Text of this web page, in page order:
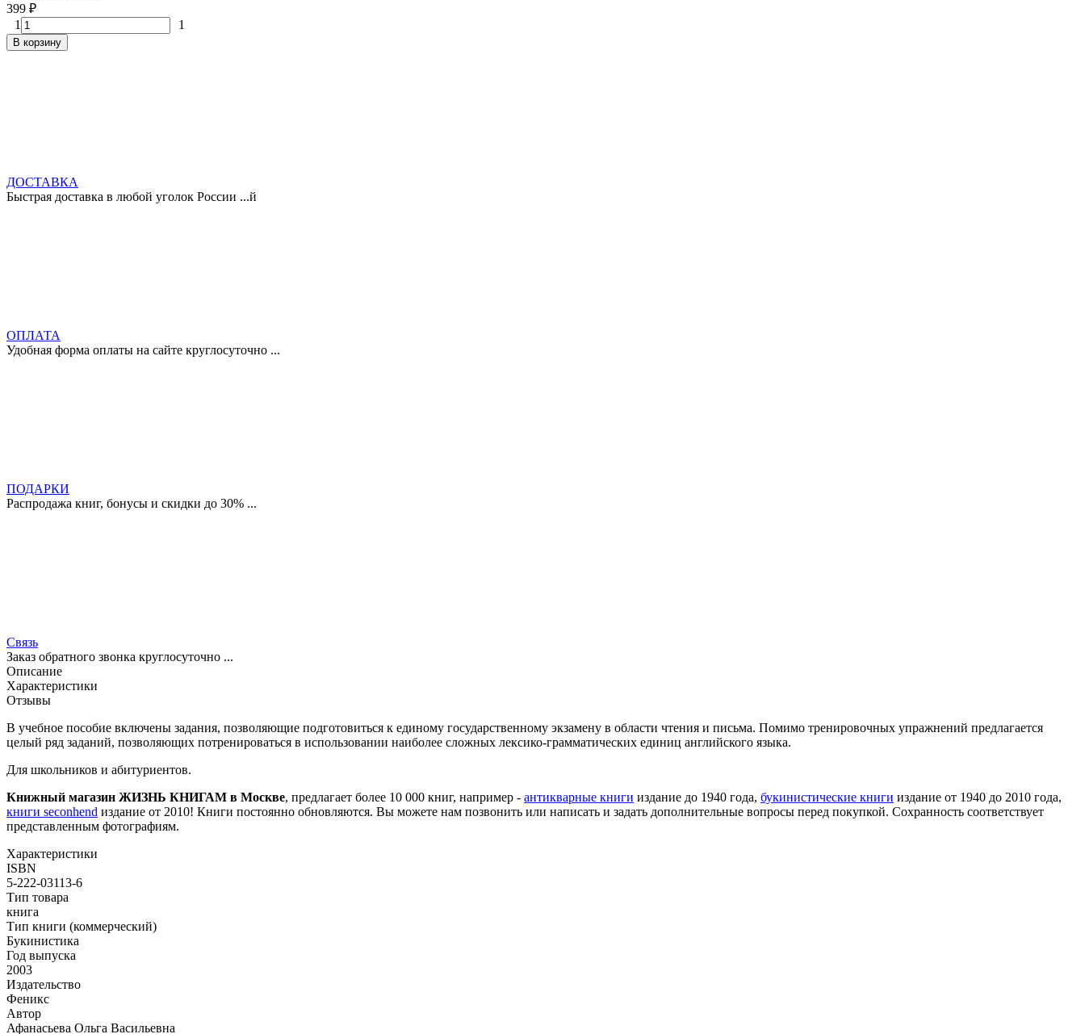
399 ₽
1 1
В корзину
ДОСТАВКА
Быстрая доставка в любой уголок России ...й
ОПЛАТА
Удобная форма оплаты на сайте круглосуточно ...
ПОДАРКИ
Распродажа книг, бонусы и скидки до 30% ...
Связь
Заказ обратного звонка круглосуточно ...
Описание
Характеристики
Отзывы
В учебное пособие включены задания, позволяющие подготовиться к единому государственному экзамену в области чтения и письма. Помимо тренировочных упражнений предлагается
целый ряд заданий, позволяющих потренироваться в использовании наиболее сложных лексико-грамматических единиц английского языка.
Для школьников и абитуриентов.
Книжный магазин ЖИЗНЬ КНИГАМ в Москве, предлагает более 10 000 книг, например - антикварные книги издание до 1940 года, букинистические книги издание от 1940 до 2010 года,
книги seconhend издание от 2010! Книги постоянно обновляются. Вы можете нам позвонить или написать и задать дополнительные вопросы перед покупкой. Сохранность соответствует
представленным фотографиям.
Характеристики
ISBN
5-222-03113-6
Тип товара
книга
Тип книги (коммерческий)
Букинистика
Год выпуска
2003
Издательство
Феникс
Автор
Афанасьева Ольга Васильевна